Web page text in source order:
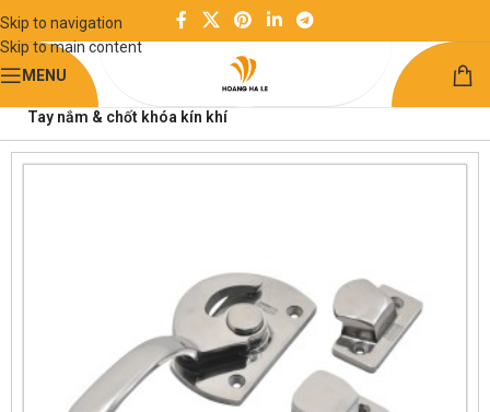
Skip to navigation
Skip to main content
MENU
Trang chủ
Kết cấu khung công nghiệp
Tay nắm & chốt khóa kín khí